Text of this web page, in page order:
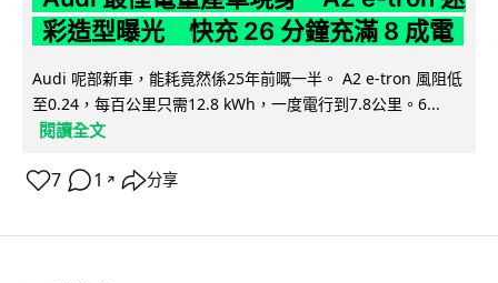
彩造型曝光 快充 26 分鐘充滿 8 成電
Audi 呢部新車，能耗竟然係25年前嘅一半。 A2 e-tron 風阻低
至0.24，每百公里只需12.8 kWh，一度電行到7.8公里。6...
閱讀全文
7 1 ↗ 分享